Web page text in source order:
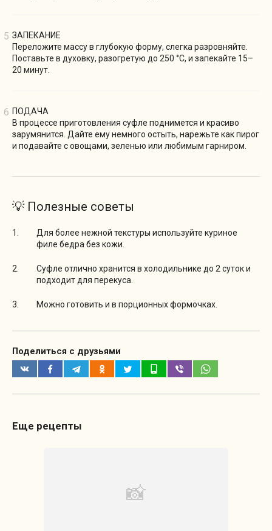
ЗАПЕКАНИЕ
Переложите массу в глубокую форму, слегка разровняйте.
Поставьте в духовку, разогретую до 250 °C, и запекайте 15–
20 минут.
ПОДАЧА
В процессе приготовления суфле поднимется и красиво
зарумянится. Дайте ему немного остыть, нарежьте как пирог
и подавайте с овощами, зеленью или любимым гарниром.
💡 Полезные советы
Для более нежной текстуры используйте куриное
филе бедра без кожи.
Суфле отлично хранится в холодильнике до 2 суток и
подходит для перекуса.
Можно готовить и в порционных формочках.
Поделиться с друзьями
Еще рецепты